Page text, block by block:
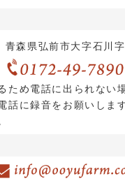
森県弘前市大字石川
ため電話に出られない
話に録音をお願いしま